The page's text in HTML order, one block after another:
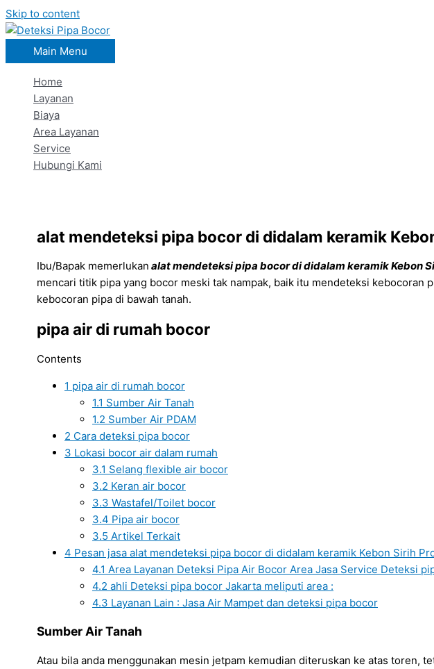
Skip to content
Main Menu
Home
Layanan
Biaya
Area Layanan
Service
Hubungi Kami
alat mendeteksi pipa bocor di didalam keramik
Ibu/Bapak memerlukan alat mendeteksi pipa bocor di didalam keramik Kebon
mencari titik pipa yang bocor meski tak nampak, baik itu mendeteksi kebocoran
kebocoran pipa di bawah tanah.
pipa air di rumah bocor
Contents
1 pipa air di rumah bocor
1.1 Sumber Air Tanah
1.2 Sumber Air PDAM
2 Cara deteksi pipa bocor
3 Lokasi bocor air dalam rumah
3.1 Selang flexible air bocor
3.2 Keran air bocor
3.3 Wastafel/Toilet bocor
3.4 Pipa air bocor
3.5 Artikel Terkait
4 Pesan jasa alat mendeteksi pipa bocor di didalam keramik Kebon Sirih
4.1 Area Layanan Deteksi Pipa Air Bocor Area Jasa Service Deteksi
4.2 ahli Deteksi pipa bocor Jakarta meliputi area :
4.3 Layanan Lain : Jasa Air Mampet dan deteksi pipa bocor
Sumber Air Tanah
Atau bila anda menggunakan mesin jetpam kemudian diteruskan ke atas toren,